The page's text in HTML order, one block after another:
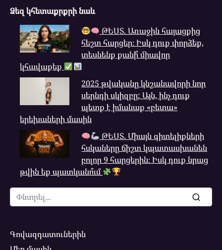
Ձեզ կհետաքրքրի նաև
ԹԵՍՏ. Առաջին հայացքից
հեշտ հարցեր։ Իսկ դուք փորձեք,
տեսնենք քանի՞ միավոր
կհավաքեք
2025 թվականը կնշանավորի նոր
սերնդի սկիզբը: Այն, ինչ դուք
պետք է իմանաք «բետա»
երեխաների մասին
ԹԵՍՏ. Միայն գիտելիքների
հսկաները ճիշտ կպատասխանեն
բոլոր 9 հարցերին։ Իսկ դուք նրաց
թվին եք պատկանո՞ւմ
Search
for:
Գովազդատուներին